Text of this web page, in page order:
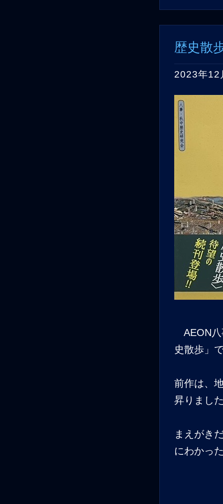
歴史散
2023年12
AEON八
史散歩」
前作は、
昇りまし
まえがき
にわかっ